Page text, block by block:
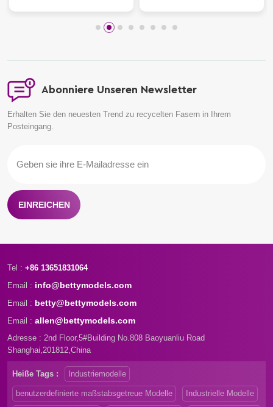
Abonniere Unseren Newsletter
Erhalten Sie den neuesten Trend zu recycelten Fasern in Ihrem
Posteingang.
EINREICHEN
Tel : +86 13651831064
Email : info@bettymodels.com
Email : betty@bettymodels.com
Email : allen@bettymodels.com
Adresse : 2nd Floor,5#Building No.808 Baoyuanliu Road
Shanghai,201812,China
Heiße Tags : Industriemodelle
benutzerdefinierte maßstabsgetreue Modelle Industrielle Modelle